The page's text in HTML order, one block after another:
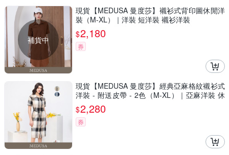
補貨中
現貨【MEDUSA 曼度莎】襯衫式背印圖休閒洋
裝（M-XL）｜洋裝 短洋裝 襯衫洋裝
$2,180
券
現貨【MEDUSA 曼度莎】經典亞麻格紋襯衫式
洋裝 - 附送皮帶 - 2色（M-XL）｜亞麻洋裝 休
閒穿搭
$2,280
券